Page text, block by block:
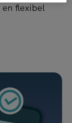
en flexibel